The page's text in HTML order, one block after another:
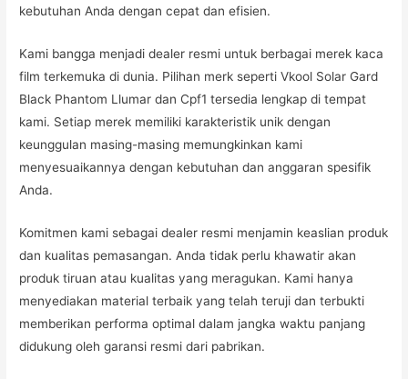
kebutuhan Anda dengan cepat dan efisien.
Kami bangga menjadi dealer resmi untuk berbagai merek kaca
film terkemuka di dunia. Pilihan merk seperti Vkool Solar Gard
Black Phantom Llumar dan Cpf1 tersedia lengkap di tempat
kami. Setiap merek memiliki karakteristik unik dengan
keunggulan masing-masing memungkinkan kami
menyesuaikannya dengan kebutuhan dan anggaran spesifik
Anda.
Komitmen kami sebagai dealer resmi menjamin keaslian produk
dan kualitas pemasangan. Anda tidak perlu khawatir akan
produk tiruan atau kualitas yang meragukan. Kami hanya
menyediakan material terbaik yang telah teruji dan terbukti
memberikan performa optimal dalam jangka waktu panjang
didukung oleh garansi resmi dari pabrikan.